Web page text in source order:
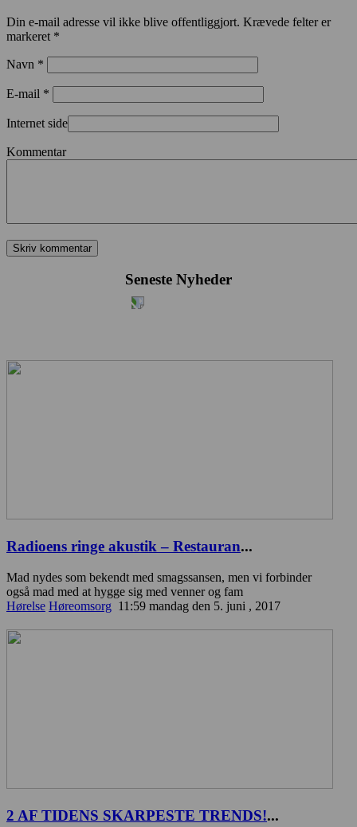
Din e-mail adresse vil ikke blive offentliggjort. Krævede felter er
markeret *
Navn *
E-mail *
Internet side
Kommentar
Seneste Nyheder
Radioens ringe akustik – Restauran...
Mad nydes som bekendt med smagssansen, men vi forbinder
også mad med at hygge sig med venner og fam
Hørelse Høreomsorg 11:59 mandag den 5. juni , 2017
2 AF TIDENS SKARPESTE TRENDS!...